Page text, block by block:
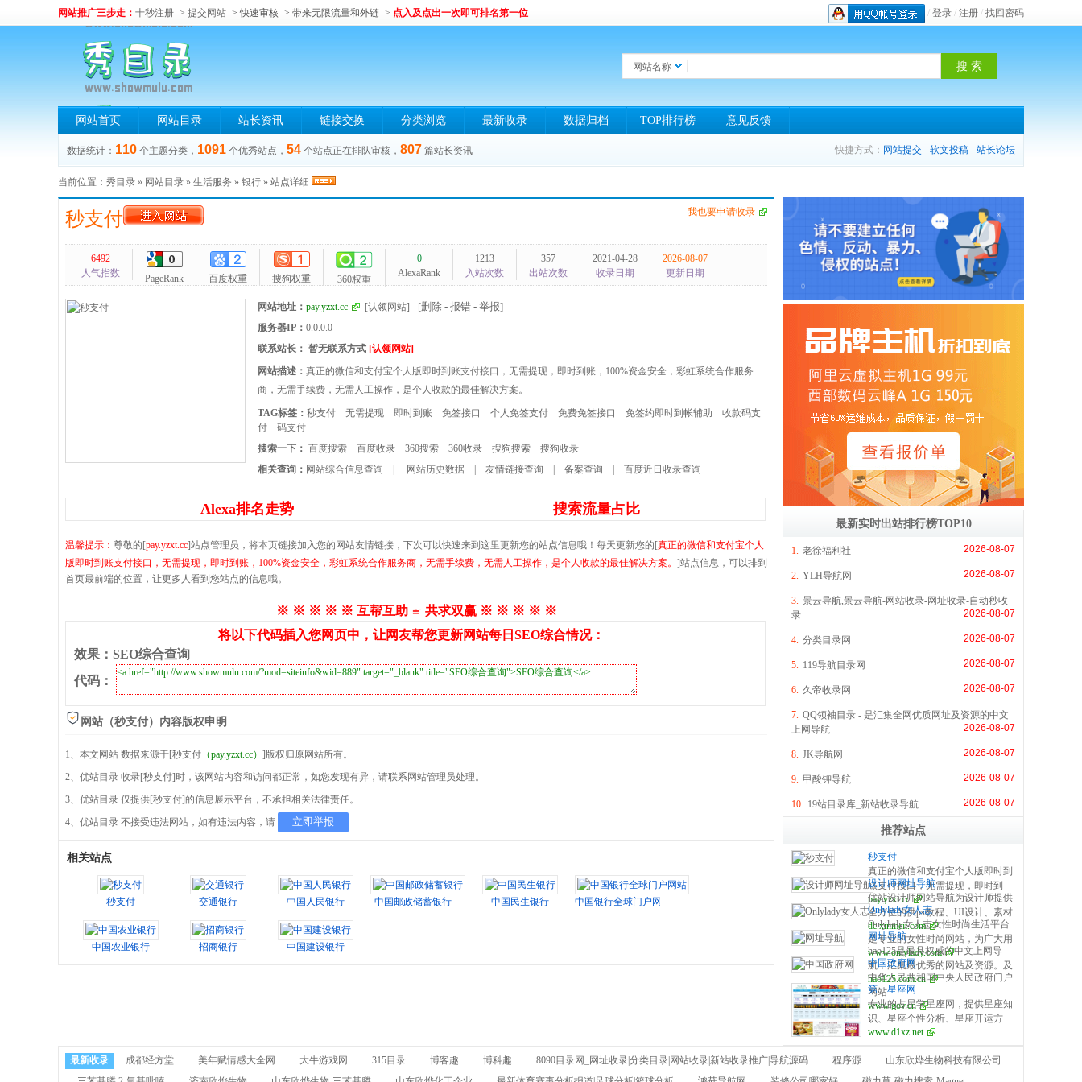
网站推广三步走： 十秒注册 -> 提交网站 -> 快速审核 -> 带来无限流量和外链 -> 点入及点出一次即可排名第一位 / 登录 / 注册 / 找回密码
网站名称
网站首页 网站目录 站长资讯 链接交换 分类浏览 最新收录 数据归档 TOP排行榜 意见反馈
数据统计： 110 个主题分类， 1091 个优秀站点， 54 个站点正在排队审核， 807 篇站长资讯 快捷方式： 网站提交 - 软文投稿 - 站长论坛
当前位置： 秀目录 » 网站目录 » 生活服务 » 银行 » 站点详细
我也要申请收录
秒支付
6492
人气指数
PageRank 百度权重 搜狗权重 360权重
0
AlexaRank
1213
入站次数
357
出站次数
2021-04-28
收录日期
2026-08-07
更新日期
网站地址： pay.yzxt.cc [认领网站] - [删除 - 报错 - 举报]
服务器IP： 0.0.0.0
联系站长： 暂无联系方式 [认领网站]
网站描述： 真正的微信和支付宝个人版即时到账支付接口，无需提现，即时到账，100%资金安全，彩虹系统合作服务
商，无需手续费，无需人工操作，是个人收款的最佳解决方案。
TAG标签： 秒支付 无需提现 即时到账 免签接口 个人免签支付 免费免签接口 免签约即时到帐辅助
收款码支
付
码支付
搜索一下： 百度搜索 百度收录 360搜索 360收录 搜狗搜索
搜狗收录
相关查询： 网站综合信息查询 网站历史数据 友情链接查询 备案查询 百度近日收录查询
Alexa排名走势 搜索流量占比
温馨提示： 尊敬的[pay.yzxt.cc]站点管理员，将本页链接加入您的网站友情链接，下次可以快速来到这里更新您的站点信息哦！每天更新您的[真正的微信和支付宝个人
版即时到账支付接口，无需提现，即时到账，100%资金安全，彩虹系统合作服务商，无需手续费，无需人工操作，是个人收款的最佳解决方案。 ]站点信息，可以排到
首页最前端的位置，让更多人看到您站点的信息哦。
※ ※ ※ ※ ※ 互帮互助 ≌ 共求双赢 ※ ※ ※ ※ ※
将以下代码插入您网页中，让网友帮您更新网站每日SEO综合情况：
效果 ： SEO综合查询
代码 ：
网站（秒支付）内容版权申明
1、本文网站 数据来源于[秒支付 （pay.yzxt.cc） ]版权归原网站所有。
2、优站目录 收录[秒支付]时，该网站内容和访问都正常，如您发现有异，请联系网站管理员处理。
3、优站目录 仅提供[秒支付]的信息展示平台，不承担相关法律责任。
4、优站目录 不接受违法网站，如有违法内容，请
立即举报
相关站点
秒支付 交通银行 中国人民银行 中国邮政储蓄银行 中国民生银行 中国银行全球门户网站
中国农业银行 招商银行 中国建设银行
最新实时出站排行榜TOP10
1. 老徐福利社 2026-08-07
2. YLH导航网 2026-08-07
3. 景云导航,景云导航-网站收录-网址收录-自动秒收
录
2026-08-07
4. 分类目录网 2026-08-07
5. 119导航目录网 2026-08-07
6. 久帝收录网 2026-08-07
7. QQ领袖目录 - 是汇集全网优质网址及资源的中文
上网导航
2026-08-07
8. JK导航网 2026-08-07
9. 甲酸钾导航 2026-08-07
10. 19站目录库_新站收录导航 2026-08-07
推荐站点
秒支付
真正的微信和支付宝个人版即时到
账支付接口，无需提现，即时到
账，100%资金安全，彩虹系统合
作服务商，无需手续费，无需人工
操作，是个人收款的最佳解决方
案。
pay.yzxt.cc
设计师网址导航
优站设计师网站导航为设计师提供
全方位的供ps教程、UI设计、素材
下载、高清图库、配色方案、用户
体验、网页设计等全方位设计师网
站导航指引。每周更新及时，同时
是优站网（YOUZHAN.CO）旗下
最实用、最专业、最全面、最好用
的设计师网址导航！
dc.xinmeit.com
Onlylady女人志
Onlylady女人志女性时尚生活平台
是专业的女性时尚网站，为广大用
户提供专业的时尚潮流、美容方
法、流行趋势、服饰时装资讯，打
造专业时尚、美容、生活、达人、
互动平台。
www.onlylady.com
网址导航
hao125是最具权威的中文上网导
航，汇集最优秀的网站及资源。及
时收录影视、音乐、小说、游戏等
分类的网址和内容，让您的网络生
活更简单精彩。上网，从hao125开
始。
hao125.com.cn
中国政府网
中华人民共和国中央人民政府门户
网站
www.gov.cn
第一星座网
专业的占星学星座网，提供星座知
识、星座个性分析、星座开运方
法、星座运势、配对、查询以及心
水、生肖等星相命理相关内容。
www.d1xz.net
最新收录 成都经方堂 美年赋情感大全网 大牛游戏网 315目录 博客趣 博科趣 8090目录网_网址收录|分类目录|网站收录|新站收录推广|导航源码 程序源
山东欣烨生物科技有限公司